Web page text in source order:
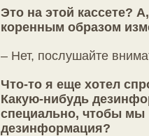
Это на этой кассете?
коренным образом
– Нет, послушайте
Что-то я еще хотел
Какую-нибудь
специально, чтобы мы
дезинформация?